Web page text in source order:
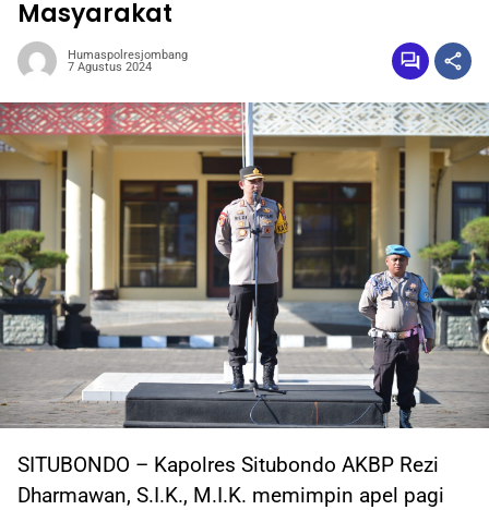
Masyarakat
Humaspolresjombang
7 Agustus 2024
SITUBONDO – Kapolres Situbondo AKBP Rezi
Dharmawan, S.I.K., M.I.K. memimpin apel pagi